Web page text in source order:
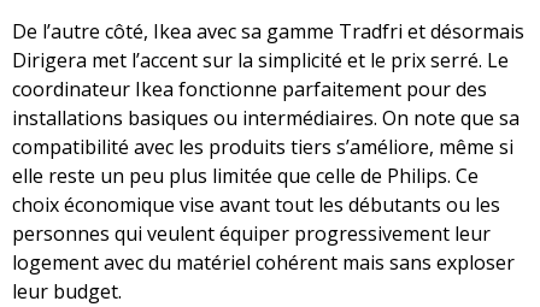
De l’autre côté, Ikea avec sa gamme Tradfri et désormais
Dirigera met l’accent sur la simplicité et le prix serré. Le
coordinateur Ikea fonctionne parfaitement pour des
installations basiques ou intermédiaires. On note que sa
compatibilité avec les produits tiers s’améliore, même si
elle reste un peu plus limitée que celle de Philips. Ce
choix économique vise avant tout les débutants ou les
personnes qui veulent équiper progressivement leur
logement avec du matériel cohérent mais sans exploser
leur budget.